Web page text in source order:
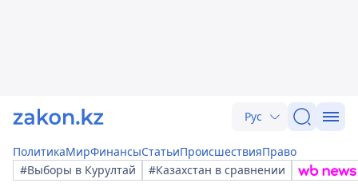
Рус
ПолитикаМирФинансыСтатьиПроисшествияПраво
#Выборы в Курултай
#Казахстан в сравнении